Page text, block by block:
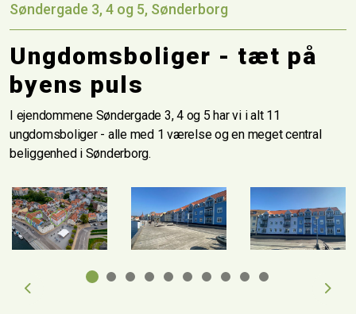
Søndergade 3, 4 og 5, Sønderborg
Ungdomsboliger - tæt på
byens puls
I ejendommene Søndergade 3, 4 og 5 har vi i alt 11
ungdomsboliger - alle med 1 værelse og en meget central
beliggenhed i Sønderborg.
Previous
Next